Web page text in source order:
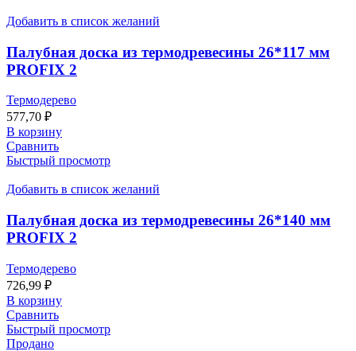
Добавить в список желаний
Палубная доска из термодревесины 26*117 мм
PROFIX 2
Термодерево
577,70 ₽
В корзину
Сравнить
Быстрый просмотр
Добавить в список желаний
Палубная доска из термодревесины 26*140 мм
PROFIX 2
Термодерево
726,99 ₽
В корзину
Сравнить
Быстрый просмотр
Продано